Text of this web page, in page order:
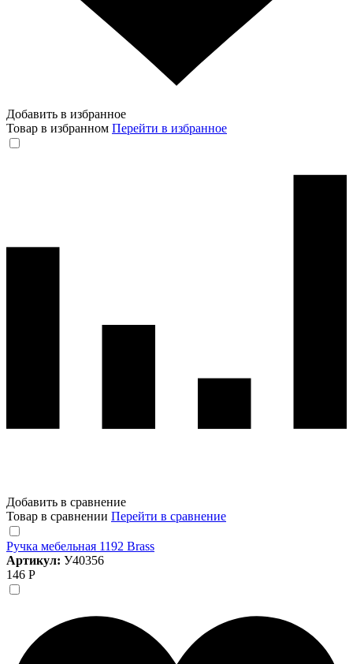
Добавить в избранное
Товар в избранном Перейти в избранное
Добавить в сравнение
Товар в сравнении Перейти в сравнение
Ручка мебельная 1192 Brass
Артикул: У40356
146 Р